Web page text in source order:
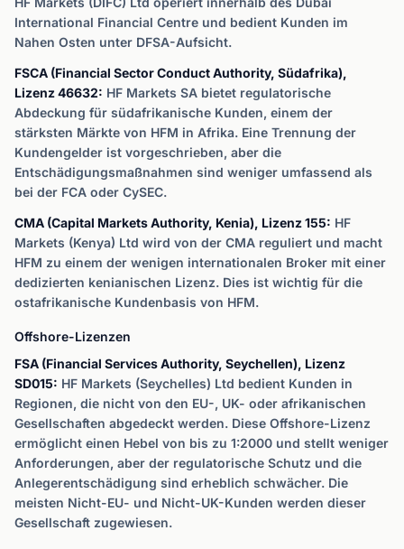
International Financial Centre und bedient Kunden im
Nahen Osten unter DFSA-Aufsicht.
FSCA (Financial Sector Conduct Authority, Südafrika),
Lizenz 46632: HF Markets SA bietet regulatorische
Abdeckung für südafrikanische Kunden, einem der
stärksten Märkte von HFM in Afrika. Eine Trennung der
Kundengelder ist vorgeschrieben, aber die
Entschädigungsmaßnahmen sind weniger umfassend als
bei der FCA oder CySEC.
CMA (Capital Markets Authority, Kenia), Lizenz 155: HF
Markets (Kenya) Ltd wird von der CMA reguliert und macht
HFM zu einem der wenigen internationalen Broker mit einer
dedizierten kenianischen Lizenz. Dies ist wichtig für die
ostafrikanische Kundenbasis von HFM.
Offshore-Lizenzen
FSA (Financial Services Authority, Seychellen), Lizenz
SD015: HF Markets (Seychelles) Ltd bedient Kunden in
Regionen, die nicht von den EU-, UK- oder afrikanischen
Gesellschaften abgedeckt werden. Diese Offshore-Lizenz
ermöglicht einen Hebel von bis zu 1:2000 und stellt weniger
Anforderungen, aber der regulatorische Schutz und die
Anlegerentschädigung sind erheblich schwächer. Die
meisten Nicht-EU- und Nicht-UK-Kunden werden dieser
Gesellschaft zugewiesen.